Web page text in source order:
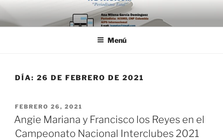
Saltar
al
contenido
Menú
DÍA: 26 DE FEBRERO DE 2021
PUBLICADO
EL
FEBRERO 26, 2021
Angie Mariana y Francisco los Reyes en el
Campeonato Nacional Interclubes 2021